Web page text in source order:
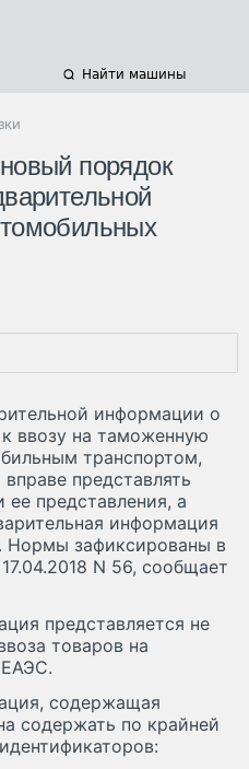
Найти машины
порядок
информации о
ввозу на таможенную
транспортом,
представлять
представления, а
информация
Нормы зафиксированы в
N 56, сообщает
представляется не
товаров на
содержащая
содержать по крайней